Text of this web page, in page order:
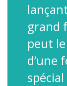
grand
peut
d’une
spécial